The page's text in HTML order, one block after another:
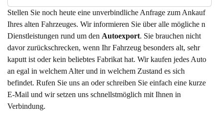
Stellen Sie noch heute eine unverbindliche Anfrage zum Ankauf
Ihres alten Fahrzeuges. Wir informieren Sie über alle mögliche n
Dienstleistungen rund um den Autoexport. Sie brauchen nicht
davor zurückschrecken, wenn Ihr Fahrzeug besonders alt, sehr
kaputt ist oder kein beliebtes Fabrikat hat. Wir kaufen jedes Auto
an egal in welchem Alter und in welchem Zustand es sich
befindet. Rufen Sie uns an oder schreiben Sie einfach eine kurze
E-Mail und wir setzen uns schnellstmöglich mit Ihnen in
Verbindung.